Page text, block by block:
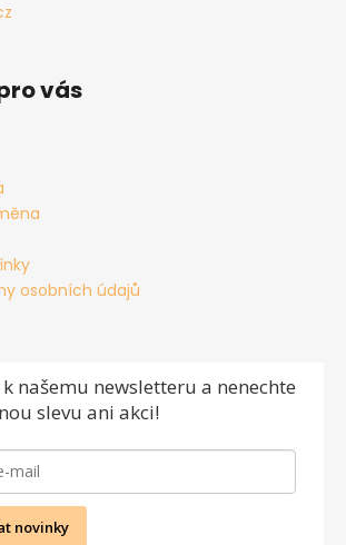
vás
osobních údajů
k našemu newsletteru a nenechte
slevu ani akci!
novinky